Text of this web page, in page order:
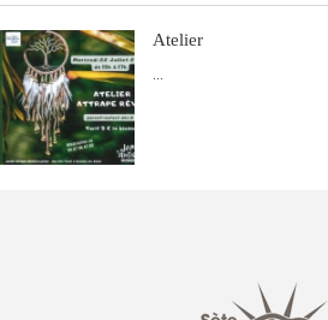
Archéologie
Atelier